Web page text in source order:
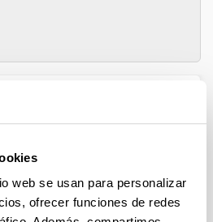
web se usan para personalizar
ofrecer funciones de redes
Menú